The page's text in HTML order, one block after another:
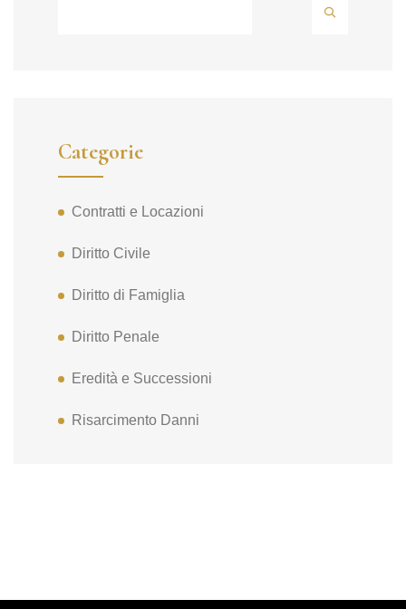
Categorie
Contratti e Locazioni
Diritto Civile
Diritto di Famiglia
Diritto Penale
Eredità e Successioni
Risarcimento Danni